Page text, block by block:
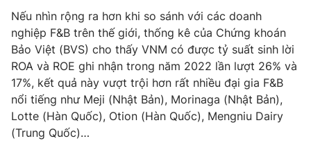
Nếu nhìn rộng ra hơn khi so sánh với các doanh
nghiệp F&B trên thế giới, thống kê của Chứng khoán
Bảo Việt (BVS) cho thấy VNM có được tỷ suất sinh lời
ROA và ROE ghi nhận trong năm 2022 lần lượt 26% và
17%, kết quả này vượt trội hơn rất nhiều đại gia F&B
nổi tiếng như Meji (Nhật Bản), Morinaga (Nhật Bản),
Lotte (Hàn Quốc), Otion (Hàn Quốc), Mengniu Dairy
(Trung Quốc)…